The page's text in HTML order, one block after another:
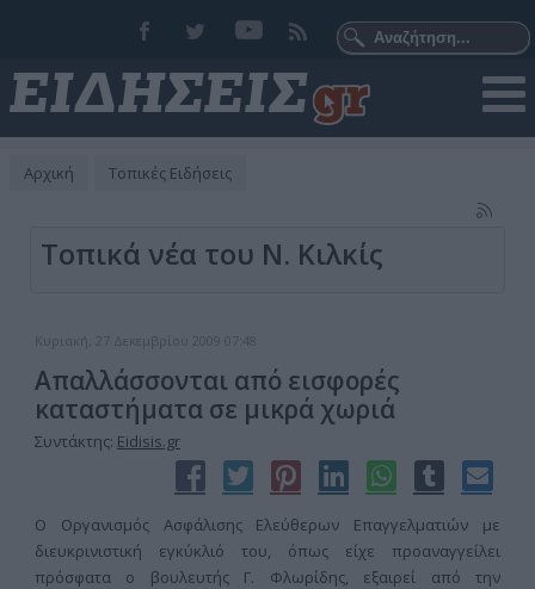
Αρχική Τοπικές Ειδήσεις
Τοπικά νέα του Ν. Κιλκίς
Κυριακή, 27 Δεκεμβρίου 2009 07:48
Απαλλάσσονται από εισφορές
καταστήματα σε μικρά χωριά
Συντάκτης: Eidisis.gr
Ο Οργανισμός Ασφάλισης Ελεύθερων Επαγγελματιών με
διευκρινιστική εγκύκλιό του, όπως είχε προαναγγείλει
πρόσφατα ο βουλευτής Γ. Φλωρίδης, εξαιρεί από την